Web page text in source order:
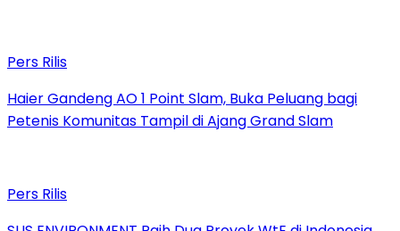
Pers Rilis
Haier Gandeng AO 1 Point Slam, Buka Peluang bagi
Petenis Komunitas Tampil di Ajang Grand Slam
Pers Rilis